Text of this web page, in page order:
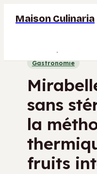
Maison Culinaria
Gastronomie
Gastronomie
sans
la
fruits